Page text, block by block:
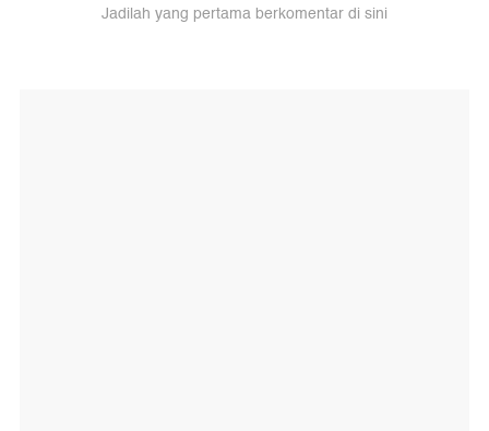
Jadilah yang pertama berkomentar di sini